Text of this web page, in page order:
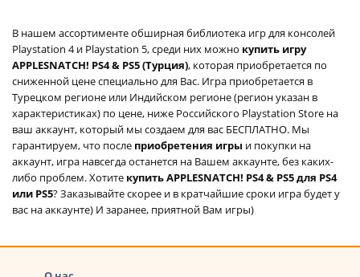
В нашем ассортименте обширная библиотека игр для консолей
Playstation 4 и Playstation 5, среди них можно купить игру
APPLESNATCH! PS4 & PS5 (Турция), которая приобретается по
сниженной цене специально для Вас. Игра приобретается в
Турецком регионе или Индийском регионе (регион указан в
характеристиках) по цене, ниже Российского Playstation Store на
ваш аккаунт, который мы создаем для вас БЕСПЛАТНО. Мы
гарантируем, что после приобретения игры и покупки на
аккаунт, игра навсегда останется на Вашем аккаунте, без каких-
либо проблем. Хотите купить APPLESNATCH! PS4 & PS5 для PS4
или PS5? Заказывайте скорее и в кратчайшие сроки игра будет у
вас на аккаунте) И заранее, приятной Вам игры)